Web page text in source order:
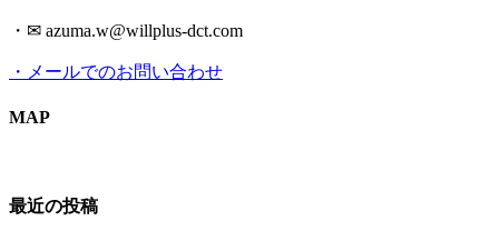
・✉ azuma.w@willplus-dct.com
・メールでのお問い合わせ
MAP
最近の投稿